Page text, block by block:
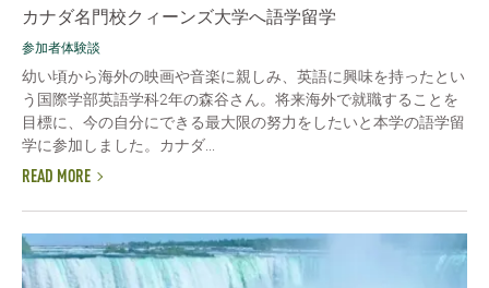
カナダ名門校クィーンズ大学へ語学留学
参加者体験談
幼い頃から海外の映画や音楽に親しみ、英語に興味を持ったとい
う国際学部英語学科2年の森谷さん。将来海外で就職することを
目標に、今の自分にできる最大限の努力をしたいと本学の語学留
学に参加しました。カナダ...
READ MORE